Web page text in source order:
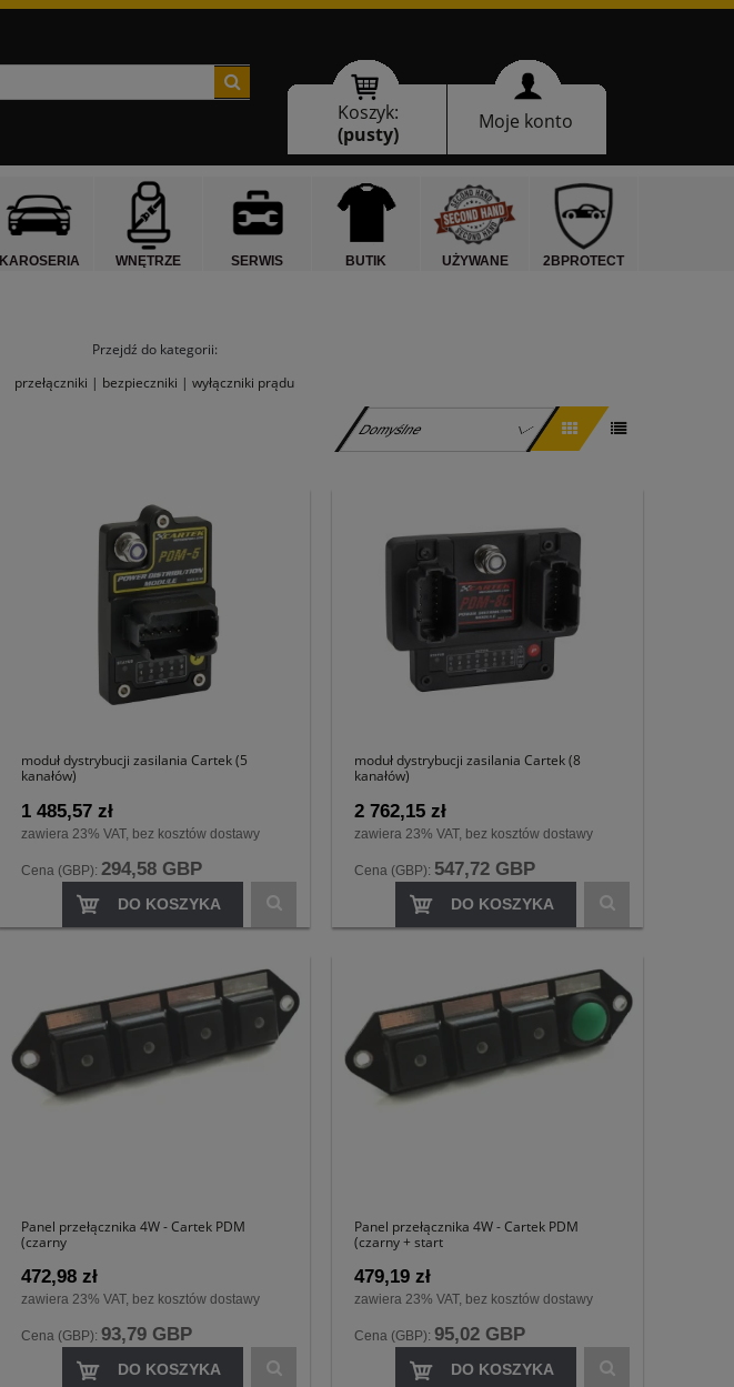
Koszyk:
(pusty)
Moje konto
KAROSERIA WNĘTRZE SERWIS BUTIK UŻYWANE 2BPROTECT
Przejdź do kategorii:
przełączniki | bezpieczniki | wyłączniki prądu
moduł dystrybucji zasilania Cartek (5
kanałów)
1 485,57 zł
zawiera 23% VAT, bez kosztów dostawy
Cena (GBP): 294,58 GBP
DO KOSZYKA
moduł dystrybucji zasilania Cartek (8
kanałów)
2 762,15 zł
zawiera 23% VAT, bez kosztów dostawy
Cena (GBP): 547,72 GBP
DO KOSZYKA
Panel przełącznika 4W - Cartek PDM
(czarny
472,98 zł
zawiera 23% VAT, bez kosztów dostawy
Cena (GBP): 93,79 GBP
DO KOSZYKA
Panel przełącznika 4W - Cartek PDM
(czarny + start
479,19 zł
zawiera 23% VAT, bez kosztów dostawy
Cena (GBP): 95,02 GBP
DO KOSZYKA